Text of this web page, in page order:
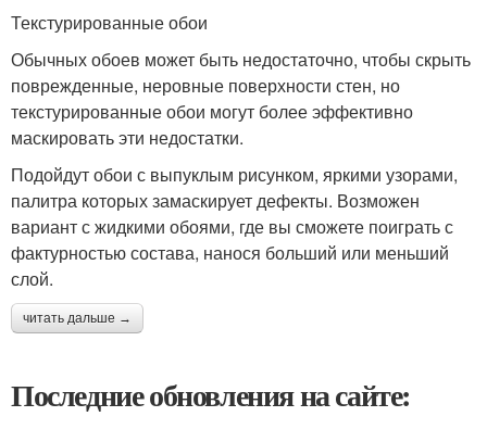
Текстурированные обои
Обычных обоев может быть недостаточно, чтобы скрыть
поврежденные, неровные поверхности стен, но
текстурированные обои могут более эффективно
маскировать эти недостатки.
Подойдут обои с выпуклым рисунком, яркими узорами,
палитра которых замаскирует дефекты. Возможен
вариант с жидкими обоями, где вы сможете поиграть с
фактурностью состава, нанося больший или меньший
слой.
читать дальше →
Последние обновления на сайте: